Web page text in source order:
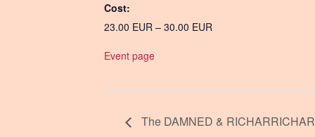
Cost:
23.00 EUR – 30.00 EUR
Event page
The DAMNED &